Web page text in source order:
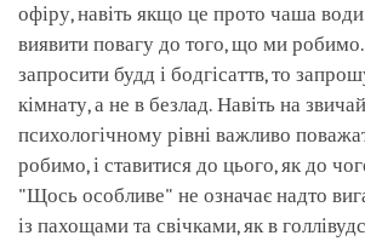
офіру, навіть якщо це прото чаша
виявити повагу до того, що ми
запросити будд і бодгісаттв, то
кімнату, а не в безлад. Навіть на
психологічному рівні важливо
робимо, і ставитися до цього, як до
"Щось особливе" не означає надто
із пахощами та свічками, як в